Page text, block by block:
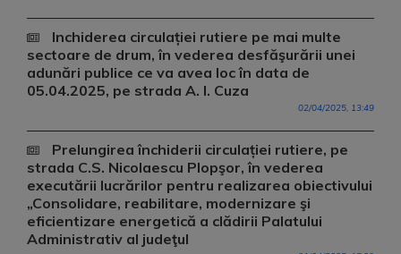
Inchiderea circulației rutiere pe mai multe
sectoare de drum, în vederea desfăşurării unei
adunări publice ce va avea loc în data de
05.04.2025, pe strada A. I. Cuza
02/04/2025, 13:49
Prelungirea închiderii circulației rutiere, pe
strada C.S. Nicolaescu Plopşor, în vederea
executării lucrărilor pentru realizarea obiectivului
„Consolidare, reabilitare, modernizare şi
eficientizare energetică a clădirii Palatului
Administrativ al judeţul